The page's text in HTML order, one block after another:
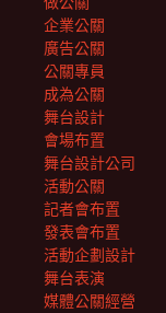
企業公關
廣告公關
公關專員
成為公關
舞台設計
會場布置
舞台設計公司
活動公關
記者會布置
發表會布置
活動企劃設計
舞台表演
媒體公關經營